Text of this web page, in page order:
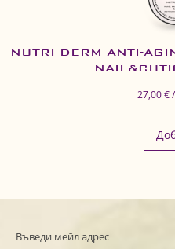
NUTRI DERM ANTI-
27,00 €